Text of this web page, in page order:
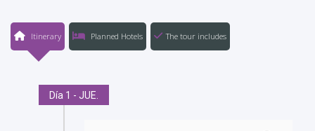
Itinerary Planned Hotels The tour includes
Día 1 - JUE.